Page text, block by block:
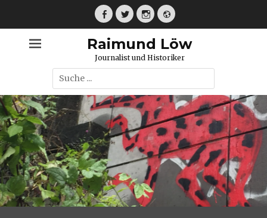
Facebook
TwitterInstagramWebseite
Raimund Löw
Journalist und Historiker
Suche
nach: